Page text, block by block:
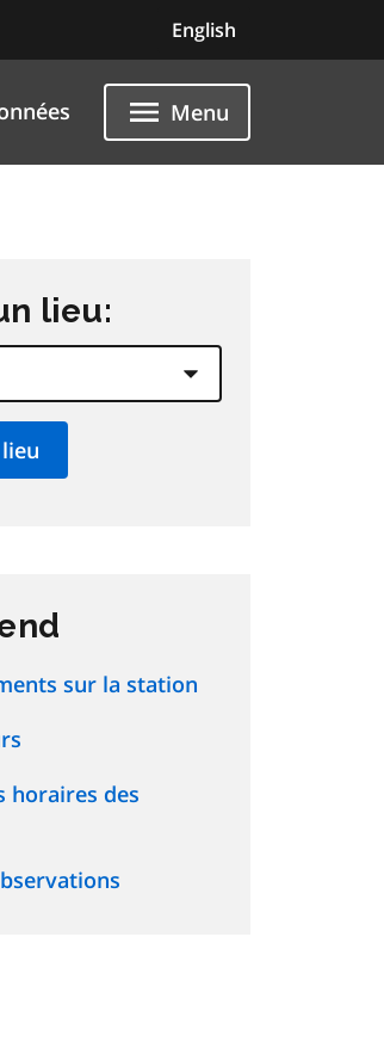
English
Menu
lieu:
sur la station
horaires des